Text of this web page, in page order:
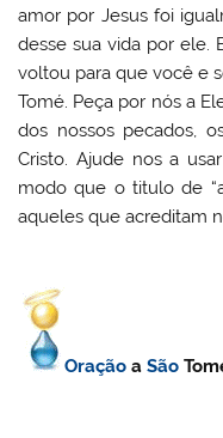
amor por Jesus foi
desse sua vida por ele.
voltou para que você e
Tomé. Peça por nós a
dos nossos pecados,
Cristo. Ajude nos a
modo que o titulo de
aqueles que acreditam
Oração aSão